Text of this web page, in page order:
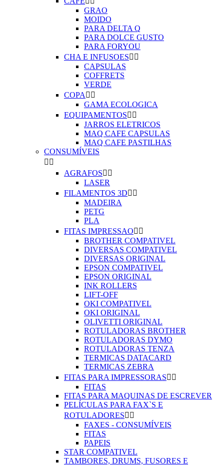
GRAO
MOIDO
PARA DELTA Q
PARA DOLCE GUSTO
PARA FORYOU
CHA E INFUSOES 
CAPSULAS
COFFRETS
VERDE
COPA  
GAMA ECOLOGICA
EQUIPAMENTOS 
JARROS ELETRICOS
MAQ CAFE CAPSULAS
MAQ CAFE PASTILHAS
CONSUMÍVEIS
 
AGRAFOS 
LASER
FILAMENTOS 3D 
MADEIRA
PETG
PLA
FITAS IMPRESSAO 
BROTHER COMPATIVEL
DIVERSAS COMPATIVEL
DIVERSAS ORIGINAL
EPSON COMPATIVEL
EPSON ORIGINAL
INK ROLLERS
LIFT-OFF
OKI COMPATIVEL
OKI ORIGINAL
OLIVETTI ORIGINAL
ROTULADORAS BROTHER
ROTULADORAS DYMO
ROTULADORAS TENZA
TERMICAS DATACARD
TERMICAS ZEBRA
FITAS PARA IMPRESSORAS 
FITAS
FITAS PARA MAQUINAS DE ESCREVER
PELÍCULAS PARA FAX`S E
ROTULADORES 
FAXES - CONSUMÍVEIS
FITAS
PAPEIS
STAR COMPATIVEL
TAMBORES, DRUMS, FUSORES E